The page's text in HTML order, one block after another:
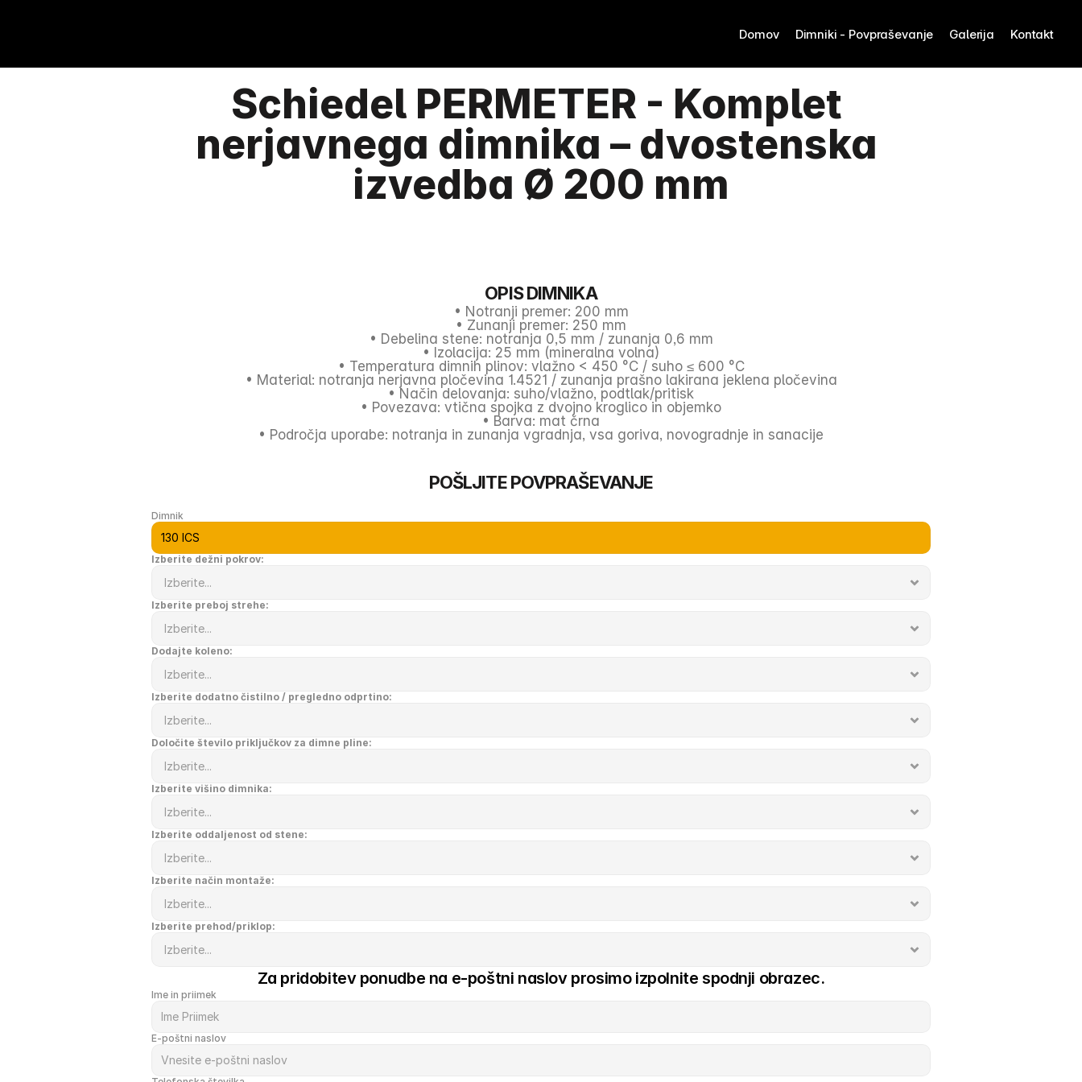
Domov Dimniki - Povpraševanje Galerija Kontakt
Schiedel PERMETER - Komplet
nerjavnega dimnika – dvostenska
izvedba Ø 200 mm
OPIS DIMNIKA
• Notranji premer: 200 mm
• Zunanji premer: 250 mm
• Debelina stene: notranja 0,5 mm / zunanja 0,6 mm
• Izolacija: 25 mm (mineralna volna)
• Temperatura dimnih plinov: vlažno < 450 °C / suho ≤ 600 °C
• Material: notranja nerjavna pločevina 1.4521 / zunanja prašno lakirana jeklena pločevina
• Način delovanja: suho/vlažno, podtlak/pritisk
• Povezava: vtična spojka z dvojno kroglico in objemko
• Barva: mat črna
• Področja uporabe: notranja in zunanja vgradnja, vsa goriva, novogradnje in sanacije
POŠLJITE POVPRAŠEVANJE
Dimnik
Izberite dežni pokrov:
Izberite preboj strehe:
Dodajte koleno:
Izberite dodatno čistilno / pregledno odprtino:
Določite število priključkov za dimne pline:
Izberite višino dimnika:
Izberite oddaljenost od stene:
Izberite način montaže:
Izberite prehod/priklop:
Za pridobitev ponudbe na e-poštni naslov prosimo izpolnite spodnji obrazec.
Ime in priimek
E-poštni naslov